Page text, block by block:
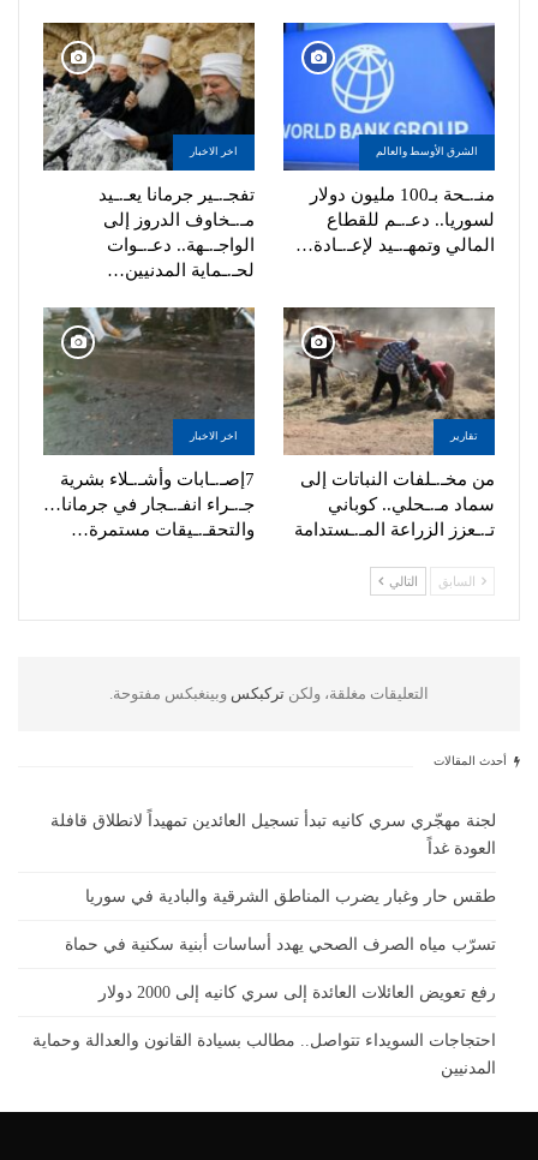
الشرق الأوسط والعالم
منـ.ـحة بـ100 مليون دولار
لسوريا.. دعـ.ـم للقطاع
المالي وتمهـ.ـيد لإعـ.ـادة…
اخر الاخبار
تفجـ.ـير جرمانا يعـ.ـيد
مـ.ـخاوف الدروز إلى
الواجـ.ـهة.. دعـ.ـوات
لحـ.ـماية المدنيين…
تقارير
من مخـ.ـلفات النباتات إلى
سماد مـ.ـحلي.. كوباني
تـ.ـعزز الزراعة المـ.ـستدامة
اخر الاخبار
7إصـ.ـابات وأشـ.ـلاء بشرية
جـ.ـراء انفـ.ـجار في جرمانا…
والتحقـ.ـيقات مستمرة…
السابق التالي
التعليقات مغلقة، ولكن تركبكس وبينغبكس مفتوحة.
أحدث المقالات
لجنة مهجّري سري كانيه تبدأ تسجيل العائدين تمهيداً لانطلاق قافلة
العودة غداً
طقس حار وغبار يضرب المناطق الشرقية والبادية في سوريا
تسرّب مياه الصرف الصحي يهدد أساسات أبنية سكنية في حماة
رفع تعويض العائلات العائدة إلى سري كانيه إلى 2000 دولار
احتجاجات السويداء تتواصل.. مطالب بسيادة القانون والعدالة وحماية
المدنيين